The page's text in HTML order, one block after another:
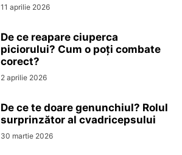
11 aprilie 2026
De ce reapare ciuperca
piciorului? Cum o poți combate
corect?
2 aprilie 2026
De ce te doare genunchiul? Rolul
surprinzător al cvadricepsului
30 martie 2026